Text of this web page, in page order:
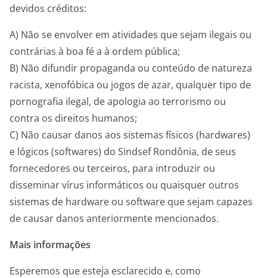
devidos créditos:
A) Não se envolver em atividades que sejam ilegais ou
contrárias à boa fé a à ordem pública;
B) Não difundir propaganda ou conteúdo de natureza
racista, xenofóbica ou jogos de azar, qualquer tipo de
pornografia ilegal, de apologia ao terrorismo ou
contra os direitos humanos;
C) Não causar danos aos sistemas físicos (hardwares)
e lógicos (softwares) do Sindsef Rondônia, de seus
fornecedores ou terceiros, para introduzir ou
disseminar vírus informáticos ou quaisquer outros
sistemas de hardware ou software que sejam capazes
de causar danos anteriormente mencionados.
Mais informações
Esperemos que esteja esclarecido e, como